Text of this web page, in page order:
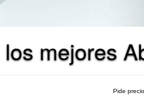
mejores
Pide